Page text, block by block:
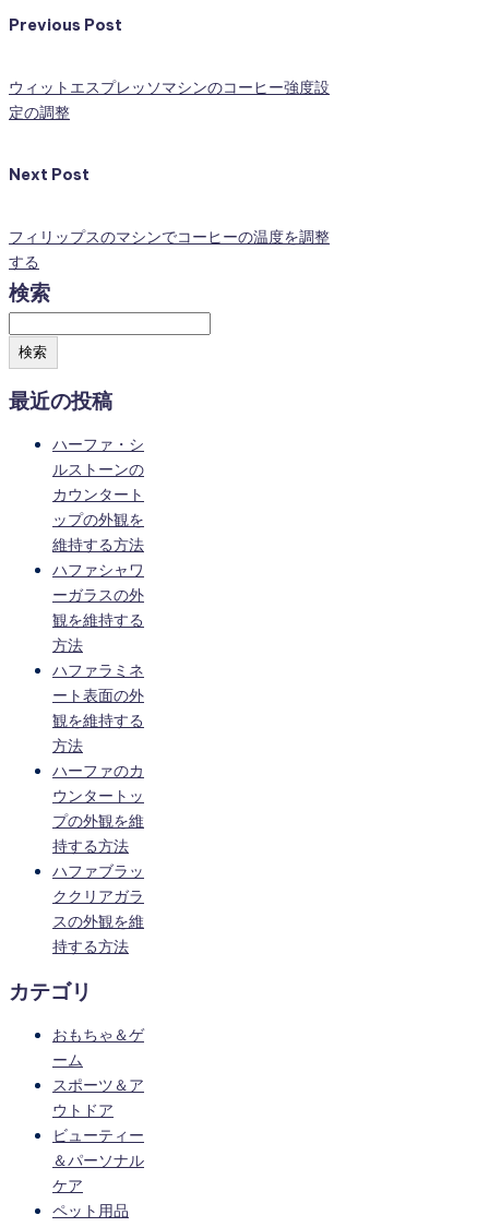
Previous Post
ウィットエスプレッソマシンのコーヒー強度設
定の調整
Next Post
フィリップスのマシンでコーヒーの温度を調整
する
検索
検索
最近の投稿
ハーファ・シ
ルストーンの
カウンタート
ップの外観を
維持する方法
ハファシャワ
ーガラスの外
観を維持する
方法
ハファラミネ
ート表面の外
観を維持する
方法
ハーファのカ
ウンタートッ
プの外観を維
持する方法
ハファブラッ
ククリアガラ
スの外観を維
持する方法
カテゴリ
おもちゃ＆ゲ
ーム
スポーツ＆ア
ウトドア
ビューティー
＆パーソナル
ケア
ペット用品